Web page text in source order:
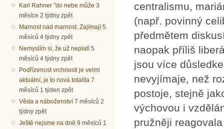
Karl Rahner "do nebe může 3
měsíce 2 týdny zpět
Marnost nad marnost. Zajímají 5
měsíců 4 týdny zpět
Nemyslím si, že už neplatí 5
měsíců 4 týdny zpět
Podřízenost vrchnosti je velmi
aktuální, je to nová totalita 7
měsíců 1 týden zpět
Věda a náboženství 7 měsíců 2
týdny zpět
Ještě nejsme na dně 9 měsíců 1
centralismu,
(např. povinný
předmětem
naopak příliš
jsou více
nevyjímaje, než
postoje, stejně
výchovou i
pružněji